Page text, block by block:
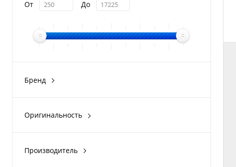
От До
Бренд
Оригинальность
Производитель